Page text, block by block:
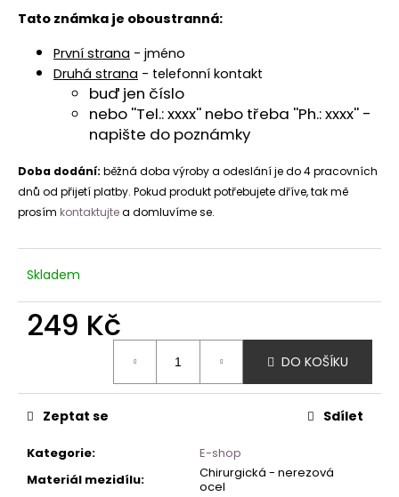
Tato známka je oboustranná:
První strana - jméno
Druhá strana - telefonní kontakt
buď jen číslo
nebo ''Tel.: xxxx'' nebo třeba ''Ph.: xxxx'' -
napište do poznámky
Doba dodání: běžná doba výroby a odeslání je do 4 pracovních
dnů od přijetí platby. Pokud produkt potřebujete dříve, tak mě
prosím kontaktujtea domluvíme se.
Skladem
249 Kč
DO KOŠÍKU
Kategorie:
E-shop
Materiál mezidílu:
Chirurgická - nerezová
ocel
Zeptat se Sdílet